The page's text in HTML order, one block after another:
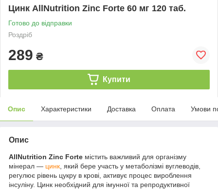
Цинк AllNutrition Zinc Forte 60 мг 120 таб.
Готово до відправки
Роздріб
289 ₴
Купити
Опис Характеристики Доставка Оплата Умови
Опис
AllNutrition Zinc Forte містить важливий для організму
мінерал — цинк , який бере участь у метаболізмі вуглеводів,
регулює рівень цукру в крові, активує процес вироблення
інсуліну. Цинк необхідний для імунної та репродуктивної